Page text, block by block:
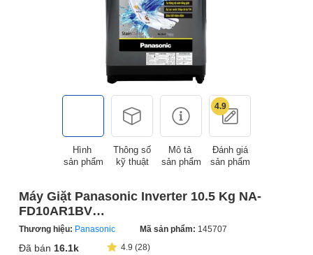
Hình
sản phẩm
Thông số
kỹ thuật
Mô tả
sản phẩm
4.9
Đánh giá
sản phẩm
Máy Giặt Panasonic Inverter 10.5 Kg NA-
FD10AR1BV
(Sản phẩm trưng bày)
Thương hiệu: Panasonic Mã sản phẩm: 145707
Đã bán 16.1k 4.9 (28)